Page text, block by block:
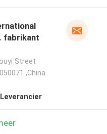
fabrikant
Street
,China